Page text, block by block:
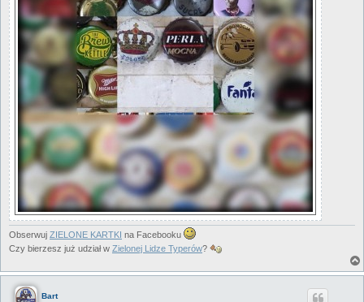
Obserwuj ZIELONE KARTKI na Facebooku
Czy bierzesz już udział w Zielonej Lidze Typerów?
Bart